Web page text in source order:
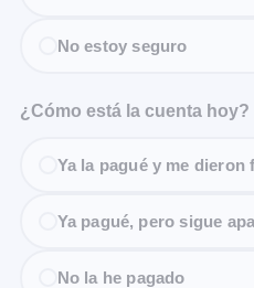
No estoy seguro
¿Cómo está la cuenta hoy?
Ya la pagué y me
Ya pagué, pero sigue
No la he pagado